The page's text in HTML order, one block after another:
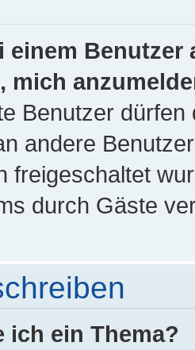
einem
mich
Benutzer
andere
freigeschaltet
durch Gäste
ich ein Thema?